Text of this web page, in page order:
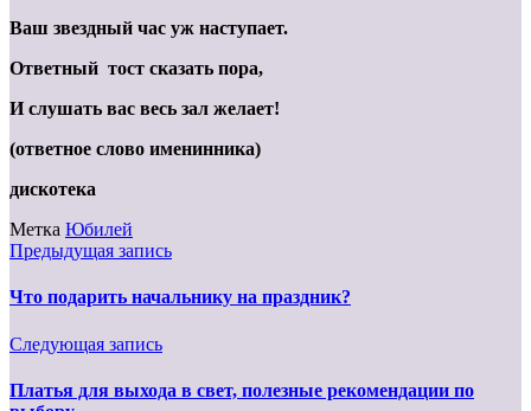
Ваш звездный час уж наступает.
Ответный тост сказать пора,
И слушать вас весь зал желает!
(ответное слово именинника)
дискотека
Метка Юбилей
Предыдущая запись
Что подарить начальнику на праздник?
Следующая запись
Платья для выхода в свет, полезные рекомендации по